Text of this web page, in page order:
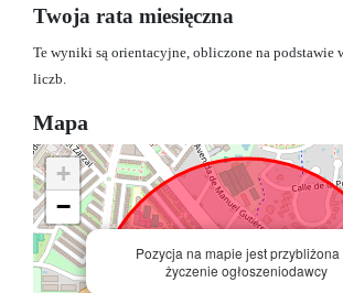
Twoja rata miesięczna
Te wyniki są orientacyjne, obliczone na podstawie
liczb.
Mapa
Pozycja na mapie jest przybliżona
życzenie ogłoszeniodawcy
+
−